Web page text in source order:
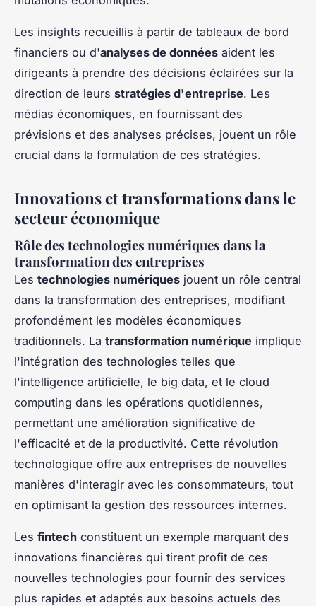
Les insights recueillis à partir de tableaux de bord
financiers ou d'analyses de données aident les
dirigeants à prendre des décisions éclairées sur la
direction de leurs stratégies d'entreprise. Les
médias économiques, en fournissant des
prévisions et des analyses précises, jouent un rôle
crucial dans la formulation de ces stratégies.
Innovations et transformations dans le
secteur économique
Rôle des technologies numériques dans la
transformation des entreprises
Les technologies numériques jouent un rôle central
dans la transformation des entreprises, modifiant
profondément les modèles économiques
traditionnels. La transformation numérique implique
l'intégration des technologies telles que
l'intelligence artificielle, le big data, et le cloud
computing dans les opérations quotidiennes,
permettant une amélioration significative de
l'efficacité et de la productivité. Cette révolution
technologique offre aux entreprises de nouvelles
manières d'interagir avec les consommateurs, tout
en optimisant la gestion des ressources internes.
Les fintech constituent un exemple marquant des
innovations financières qui tirent profit de ces
nouvelles technologies pour fournir des services
plus rapides et adaptés aux besoins actuels des